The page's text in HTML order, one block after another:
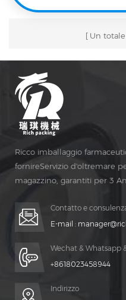
Un
Ricco imballaggio
fornireServizio d'oltremare
magazzino, garantiti per 3
Contatto e
E-mail :
Wechat & Whatsapp
+8618023458944
Indirizzo